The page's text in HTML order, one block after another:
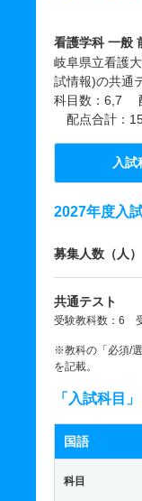
看護学科 一般
岐阜県立看護
試情報)の共通
科目数：6,7
配点合計：
入試
2027年度入
募集人数（人
共通テスト
受験教科数：6
※教科の「必須/
を記載。
「入試科目
国語
科目